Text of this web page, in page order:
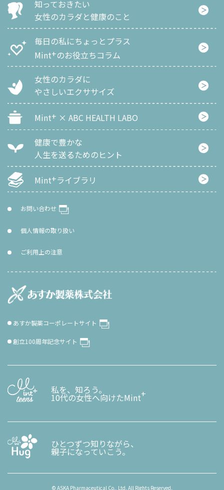
知っておきたい
女性のカラダと健康のこと
毎日の私にちょっとプラス
Mint+のお役立ちコラム
女性のカラダに
やさしいエクササイズ
Mint+ × ABC HEALTH LABO
健康で豊かな
人生を送るためのヒント
Mint+ライブラリ
お問い合わせ
個人情報の取り扱い
ご利用上の注意
あすか製薬コーポレートサイト
創立100周年記念サイト
私を、知ろう。
10代の女性へ向けたMint+
ひとつずつ知りながら、
親子になっていこう。
© ASKA Pharmaceutical Co., Ltd. All Rights Reserved.